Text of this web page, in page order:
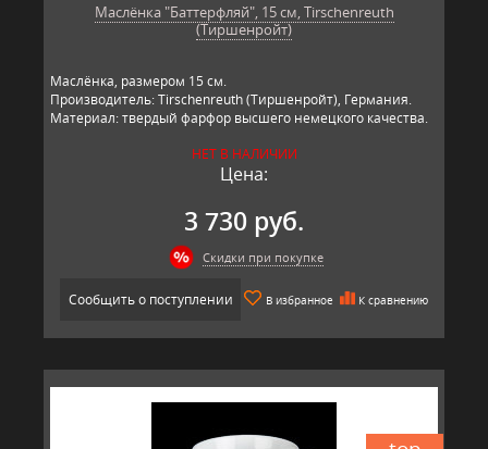
Маслёнка "Баттерфляй", 15 см, Tirschenreuth
(Тиршенройт)
Маслёнка, размером 15 см.
Производитель: Tirschenreuth (Тиршенройт), Германия.
Материал: твердый фарфор высшего немецкого качества.
НЕТ В НАЛИЧИИ
Цена:
3 730 руб.
Скидки при покупке
Сообщить о поступлении В избранное К сравнению